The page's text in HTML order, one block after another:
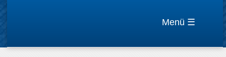
☰